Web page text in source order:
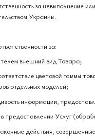
за невыполнение
Украины.
за:
внешний вид Товара;
цветовой гаммы
отдельных моделей;
информации,
предоставлении Услуг
действия,